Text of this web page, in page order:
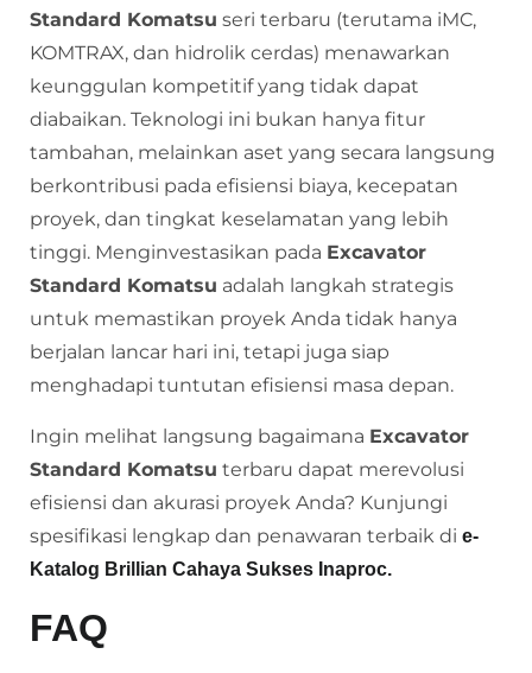
Standard Komatsu seri terbaru (terutama iMC,
KOMTRAX, dan hidrolik cerdas) menawarkan
keunggulan kompetitif yang tidak dapat
diabaikan. Teknologi ini bukan hanya fitur
tambahan, melainkan aset yang secara langsung
berkontribusi pada efisiensi biaya, kecepatan
proyek, dan tingkat keselamatan yang lebih
tinggi. Menginvestasikan pada Excavator
Standard Komatsu adalah langkah strategis
untuk memastikan proyek Anda tidak hanya
berjalan lancar hari ini, tetapi juga siap
menghadapi tuntutan efisiensi masa depan.
Ingin melihat langsung bagaimana Excavator
Standard Komatsu terbaru dapat merevolusi
efisiensi dan akurasi proyek Anda? Kunjungi
spesifikasi lengkap dan penawaran terbaik di e-
Katalog Brillian Cahaya Sukses Inaproc.
FAQ